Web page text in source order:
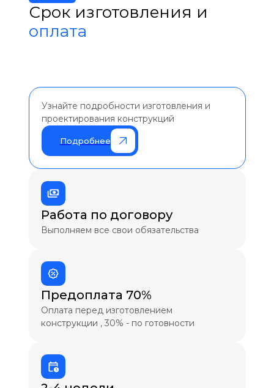
Срок изготовления и
оплата
Узнайте подробности изготовления и
проектирования конструкций
Подробнее
Работа по договору
Выполняем все свои обязательства
Предоплата 70%
Оплата перед изготовлением
конструкции , 30% - по готовности